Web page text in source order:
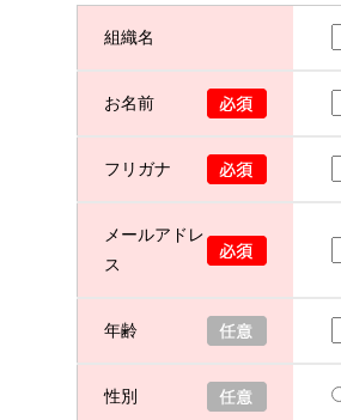
組織名
お名前
フリガナ
メールアドレ
ス
年齢
性別